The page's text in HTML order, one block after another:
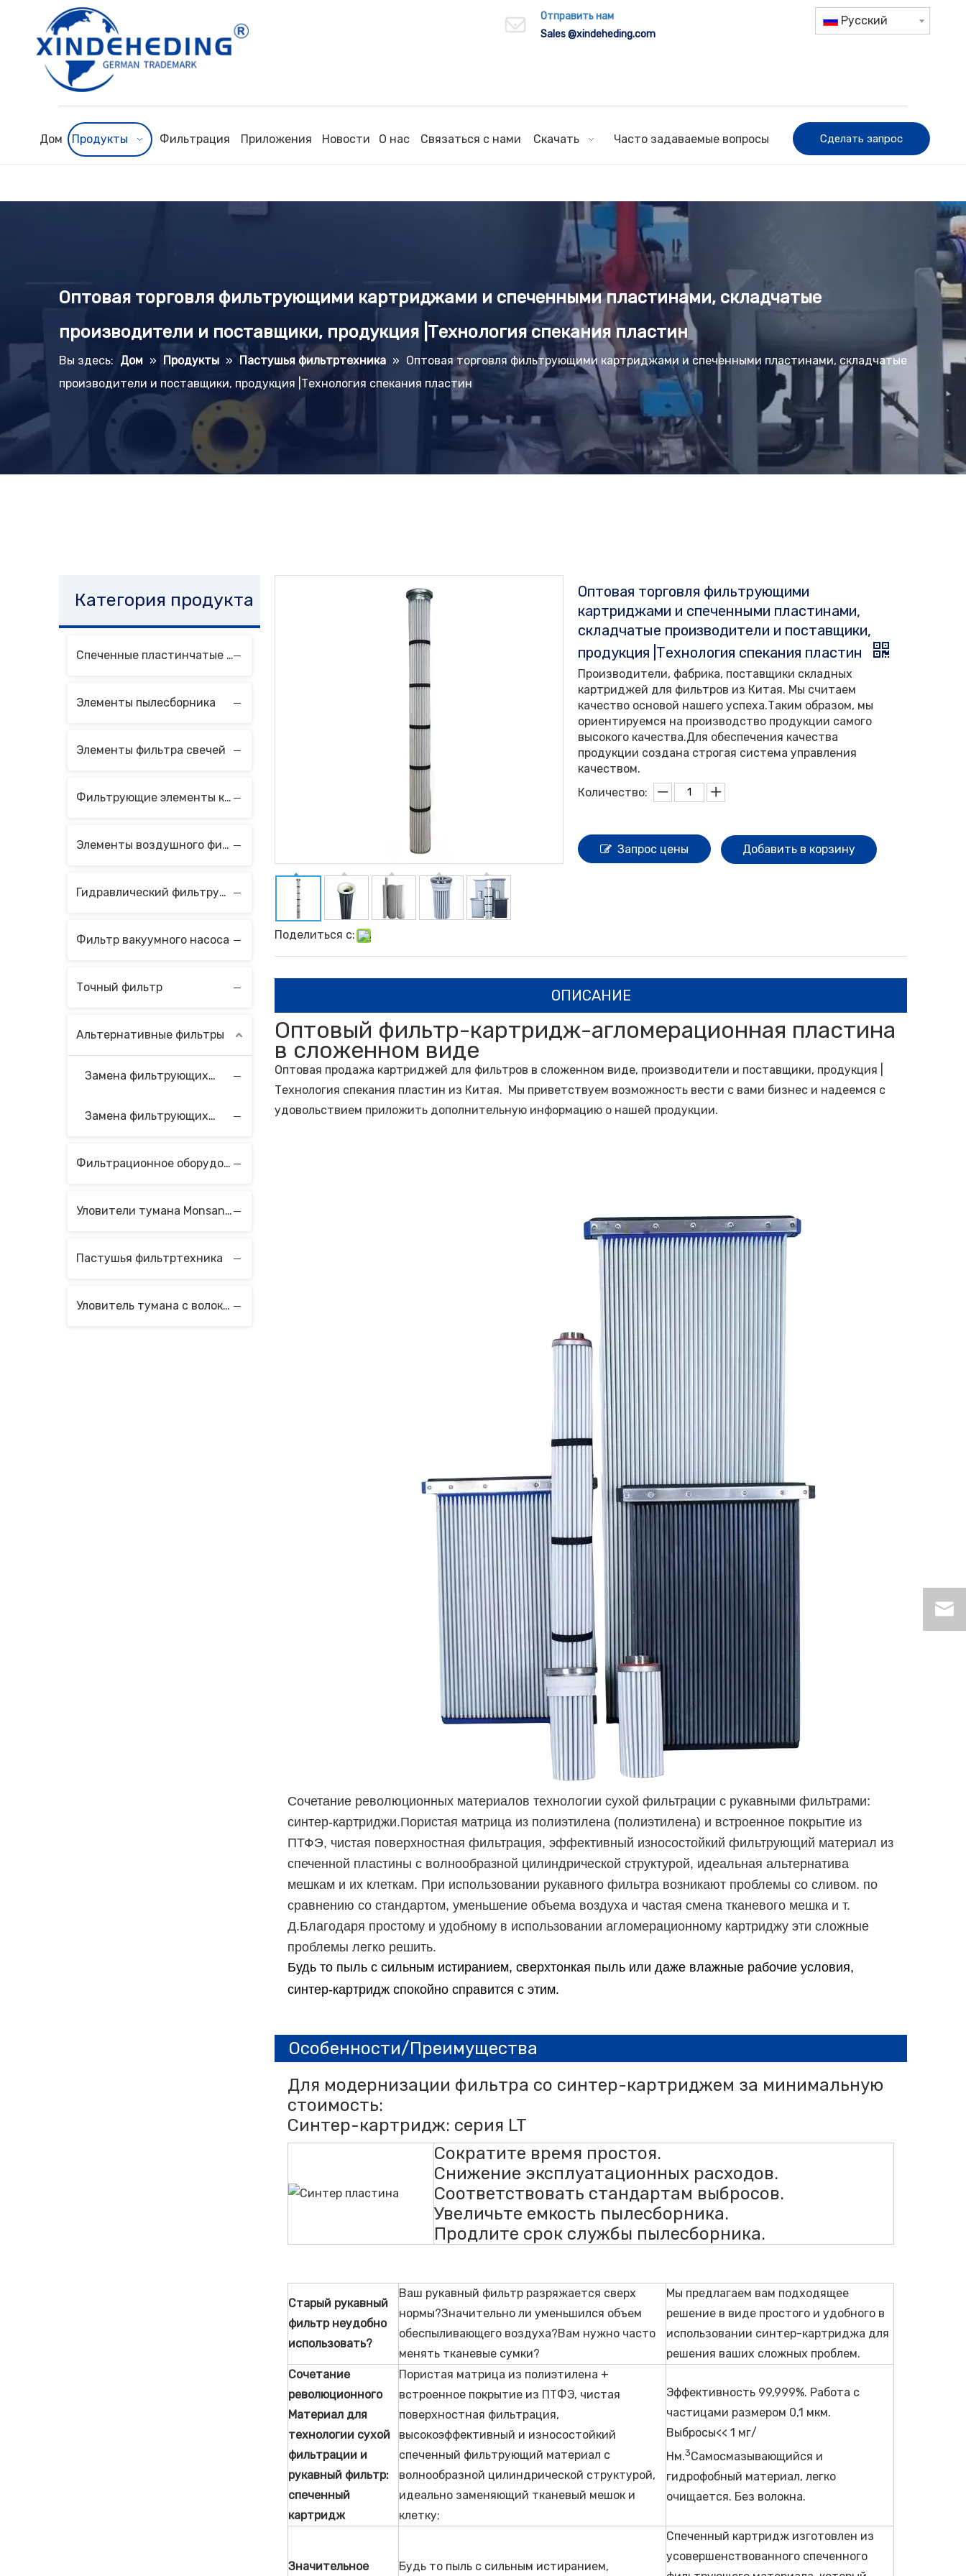
Отправить нам
Sales@xindeheding.com
Pусский
Дом Продукты Фильтрация Приложения Новости О нас Связаться с нами Скачать Часто задаваемые вопросы Сделать запрос
Оптовая торговля фильтрующими картриджами и спеченными пластинами, складчатые
производители и поставщики, продукция |Технология спекания пластин
Вы здесь: Дом » Продукты » Пастушья фильтртехника » Оптовая торговля фильтрующими картриджами и спеченными пластинами, складчатые
производители и поставщики, продукция |Технология спекания пластин
Категория продукта
Спеченные пластинчатые фильтрующие элементы
Элементы пылесборника
Элементы фильтра свечей
Фильтрующие элементы коагулятора и сепаратора
Элементы воздушного фильтра
Гидравлический фильтрующий элемент
Фильтр вакуумного насоса
Точный фильтр
Альтернативные фильтры
Замена фильтрующих элементов Velcon
Замена фильтрующих элементов Vokes
Фильтрационное оборудование
Уловители тумана Monsanto с волокнистым слоем
Пастушья фильтртехника
Уловитель тумана с волоконным слоем
Поделиться с:
Оптовая торговля фильтрующими
картриджами и спеченными пластинами,
складчатые производители и поставщики,
продукция |Технология спекания пластин
Производители, фабрика, поставщики складных
картриджей для фильтров из Китая. Мы считаем
качество основой нашего успеха.Таким образом, мы
ориентируемся на производство продукции самого
высокого качества.Для обеспечения качества
продукции создана строгая система управления
качеством.
Количество:
Запрос цены Добавить в корзину
ОПИСАНИЕ
Оптовый фильтр-картридж-агломерационная пластина
в сложенном виде
Оптовая продажа картриджей для фильтров в сложенном виде, производители и поставщики, продукция |
Технология спекания пластин из Китая. Мы приветствуем возможность вести с вами бизнес и надеемся с
удовольствием приложить дополнительную информацию о нашей продукции.
Сочетание революционных материалов технологии сухой фильтрации с рукавными фильтрами:
синтер-картриджи.Пористая матрица из полиэтилена (полиэтилена) и встроенное покрытие из
ПТФЭ, чистая поверхностная фильтрация, эффективный износостойкий фильтрующий материал из
спеченной пластины с волнообразной цилиндрической структурой, идеальная альтернатива
мешкам и их клеткам. При использовании рукавного фильтра возникают проблемы со сливом. по
сравнению со стандартом, уменьшение объема воздуха и частая смена тканевого мешка и т.
Д.Благодаря простому и удобному в использовании агломерационному картриджу эти сложные
проблемы легко решить.
Будь то пыль с сильным истиранием, сверхтонкая пыль или даже влажные рабочие условия,
синтер-картридж спокойно справится с этим.
Особенности/Преимущества
Для модернизации фильтра со синтер-картриджем за минимальную
стоимость:
Синтер-картридж: серия LT
Сократите время простоя.
Снижение эксплуатационных расходов.
Соответствовать стандартам выбросов.
Увеличьте емкость пылесборника.
Продлите срок службы пылесборника.
Старый рукавный
фильтр неудобно
использовать?
Ваш рукавный фильтр разряжается сверх
нормы?Значительно ли уменьшился объем
обеспыливающего воздуха?Вам нужно часто
менять тканевые сумки?
Мы предлагаем вам подходящее
решение в виде простого и удобного в
использовании синтер-картриджа для
решения ваших сложных проблем.
Сочетание
революционного
Материал для
технологии сухой
фильтрации и
рукавный фильтр:
спеченный
картридж
Пористая матрица из полиэтилена +
встроенное покрытие из ПТФЭ, чистая
поверхностная фильтрация,
высокоэффективный и износостойкий
спеченный фильтрующий материал с
волнообразной цилиндрической структурой,
идеально заменяющий тканевый мешок и
клетку;
Эффективность 99,999%. Работа с
частицами размером 0,1 мкм.
Выбросы<< 1 мг/
Нм.3Самосмазывающийся и
гидрофобный материал, легко
очищается. Без волокна.
Значительное Будь то пыль с сильным истиранием,
Спеченный картридж изготовлен из
усовершенствованного спеченного